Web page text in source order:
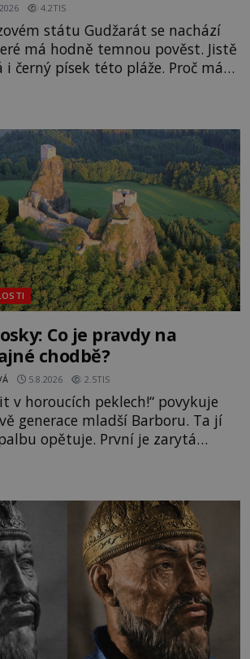
4.2TIS
státu Gudžarát se nachází
má hodně temnou pověst. Jistě
černý písek této pláže. Proč má
Nakolik jsou
že zde došlo k nevysvětlitelným
na pláž Dumas ve městě
Co je pravdy na
chodbě?
5.8.2026 2.5TIS
v horoucích peklech!“ povykuje
generace mladší Barboru. Ta jí
opětuje. První je zarytá
kališnice. A každá z
jedné z věží slavného hradu
boje. Za manželku má